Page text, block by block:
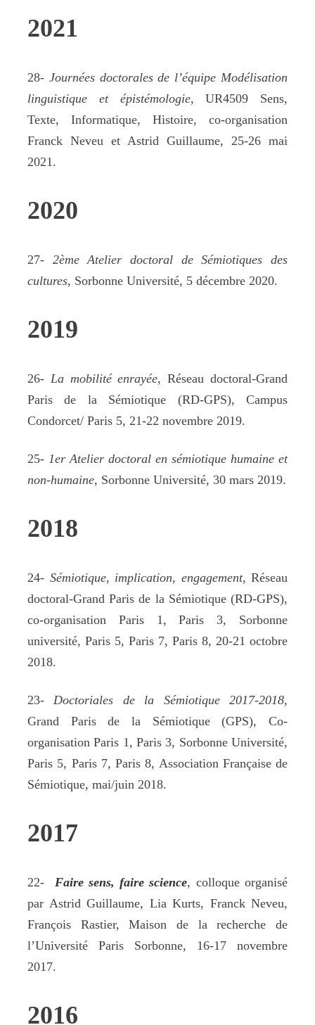
2021
28- Journées doctorales de l’équipe Modélisation
linguistique et épistémologie, UR4509 Sens,
Texte, Informatique, Histoire, co-organisation
Franck Neveu et Astrid Guillaume, 25-26 mai
2021.
2020
27- 2ème Atelier doctoral de Sémiotiques des
cultures, Sorbonne Université, 5 décembre 2020.
2019
26- La mobilité enrayée, Réseau doctoral-Grand
Paris de la Sémiotique (RD-GPS), Campus
Condorcet/ Paris 5, 21-22 novembre 2019.
25- 1er Atelier doctoral en sémiotique humaine et
non-humaine, Sorbonne Université, 30 mars 2019.
2018
24- Sémiotique, implication, engagement, Réseau
doctoral-Grand Paris de la Sémiotique (RD-GPS),
co-organisation Paris 1, Paris 3, Sorbonne
université, Paris 5, Paris 7, Paris 8, 20-21 octobre
2018.
23- Doctoriales de la Sémiotique 2017-2018,
Grand Paris de la Sémiotique (GPS), Co-
organisation Paris 1, Paris 3, Sorbonne Université,
Paris 5, Paris 7, Paris 8, Association Française de
Sémiotique, mai/juin 2018.
2017
22- Faire sens, faire science, colloque organisé
par Astrid Guillaume, Lia Kurts, Franck Neveu,
François Rastier, Maison de la recherche de
l’Université Paris Sorbonne, 16-17 novembre
2017.
2016